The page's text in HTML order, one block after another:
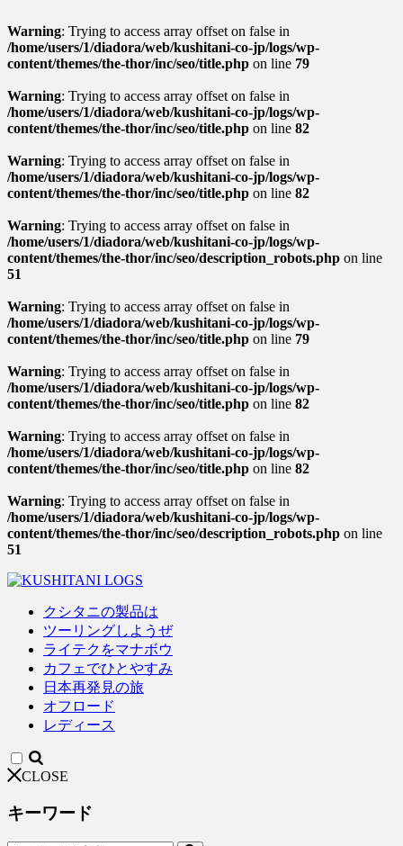
Warning: Trying to access array offset on false in
/home/users/1/diadora/web/kushitani-co-jp/logs/wp-
content/themes/the-thor/inc/seo/title.php on line 79
Warning: Trying to access array offset on false in
/home/users/1/diadora/web/kushitani-co-jp/logs/wp-
content/themes/the-thor/inc/seo/title.php on line 82
Warning: Trying to access array offset on false in
/home/users/1/diadora/web/kushitani-co-jp/logs/wp-
content/themes/the-thor/inc/seo/title.php on line 82
Warning: Trying to access array offset on false in
/home/users/1/diadora/web/kushitani-co-jp/logs/wp-
content/themes/the-thor/inc/seo/description_robots.php on line
51
Warning: Trying to access array offset on false in
/home/users/1/diadora/web/kushitani-co-jp/logs/wp-
content/themes/the-thor/inc/seo/title.php on line 79
Warning: Trying to access array offset on false in
/home/users/1/diadora/web/kushitani-co-jp/logs/wp-
content/themes/the-thor/inc/seo/title.php on line 82
Warning: Trying to access array offset on false in
/home/users/1/diadora/web/kushitani-co-jp/logs/wp-
content/themes/the-thor/inc/seo/title.php on line 82
Warning: Trying to access array offset on false in
/home/users/1/diadora/web/kushitani-co-jp/logs/wp-
content/themes/the-thor/inc/seo/description_robots.php on line
51
クシタニの製品は
ツーリングしようぜ
ライテクをマナボウ
カフェでひとやすみ
日本再発見の旅
オフロード
レディース
CLOSE
キーワード